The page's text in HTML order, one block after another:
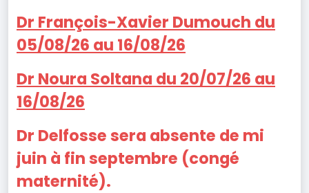
Dr François-Xavier Dumouch du
05/08/26 au 16/08/26
Dr Noura Soltana du 20/07/26 au
16/08/26
Dr Delfosse sera absente de mi
juin à fin septembre (congé
maternité).